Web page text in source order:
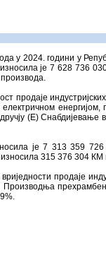
у 2024. години у
износила је 7 628
производа.
продаје
(Е) Снабдијевање
је 7 313 359
315 376 304 КМ
продаје
Производњa